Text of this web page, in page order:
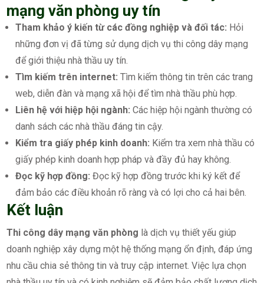
mạng văn phòng uy tín
Tham khảo ý kiến từ các đồng nghiệp và đối tác: Hỏi
những đơn vị đã từng sử dụng dịch vụ thi công dây mạng
để giới thiệu nhà thầu uy tín.
Tìm kiếm trên internet: Tìm kiếm thông tin trên các trang
web, diễn đàn và mạng xã hội để tìm nhà thầu phù hợp.
Liên hệ với hiệp hội ngành: Các hiệp hội ngành thường có
danh sách các nhà thầu đáng tin cậy.
Kiểm tra giấy phép kinh doanh: Kiểm tra xem nhà thầu có
giấy phép kinh doanh hợp pháp và đầy đủ hay không.
Đọc kỹ hợp đồng: Đọc kỹ hợp đồng trước khi ký kết để
đảm bảo các điều khoản rõ ràng và có lợi cho cả hai bên.
Kết luận
Thi công dây mạng văn phòng là dịch vụ thiết yếu giúp
doanh nghiệp xây dựng một hệ thống mạng ổn định, đáp ứng
nhu cầu chia sẻ thông tin và truy cập internet. Việc lựa chọn